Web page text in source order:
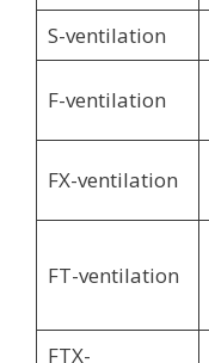
S-ventilation
F-ventilation
FX-ventilation
FT-ventilation
FTX-